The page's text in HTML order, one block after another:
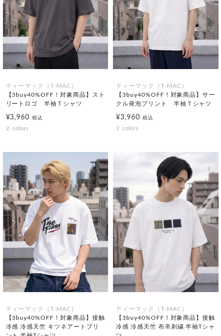
ティーマック（T-MAC）
【3buy40%OFF！対象商品】スト
リートロゴ 半袖Ｔシャツ
¥3,960税込
2 colors
ティーマック（T-MAC）
【3buy40%OFF！対象商品】サー
クル発泡プリント 半袖Ｔシャツ
¥3,960 税込
2 colors
ティーマック（T-MAC）
【3buy40%OFF！対象商品】接触
冷感 冷感天竺 キツネアートプリ
ティーマック（T-MAC）
【3buy40%OFF！対象商品】接触
冷感 冷感天竺 布帛刺繍 半袖Tシャ